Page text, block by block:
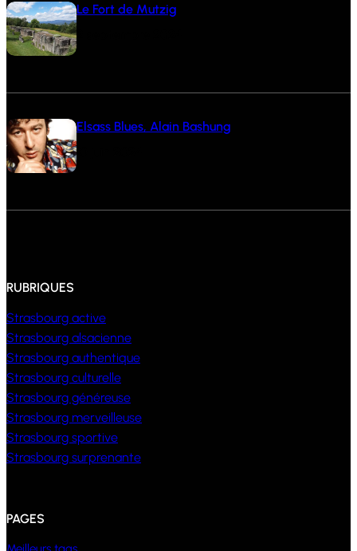
Le Fort de Mutzig
Elsass Blues, Alain Bashung
RUBRIQUES
Strasbourg active
Strasbourg alsacienne
Strasbourg authentique
Strasbourg culturelle
Strasbourg généreuse
Strasbourg merveilleuse
Strasbourg sportive
Strasbourg surprenante
PAGES